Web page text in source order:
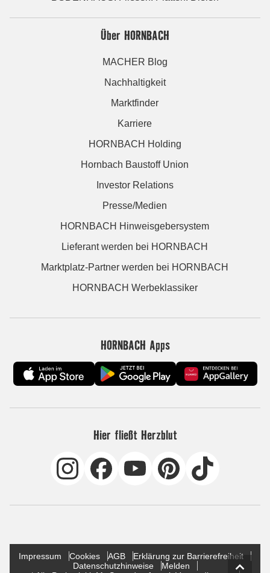
Über HORNBACH
MACHER Blog
Nachhaltigkeit
Marktfinder
Karriere
HORNBACH Holding
Hornbach Baustoff Union
Investor Relations
Presse/Medien
HORNBACH Hinweisgebersystem
Lieferant werden bei HORNBACH
Marktplatz-Partner werden bei HORNBACH
HORNBACH Werbeklassiker
HORNBACH Apps
Hier fließt Herzblut
Impressum Cookies AGB
Erklärung zur Barrierefreiheit
Datenschutzhinweise
Melden